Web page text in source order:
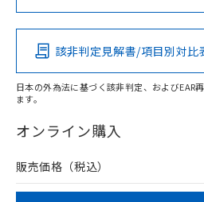
Pb Hg
O
在庫等で未対応品が混在する可能
問い合わせください。
この製品の規
その他の認証はこちらの
該非判定見解書/項目別対比
日本の外為法に基づく該非判定、およびEAR
ます。
オンライン購入
販売価格（税込）